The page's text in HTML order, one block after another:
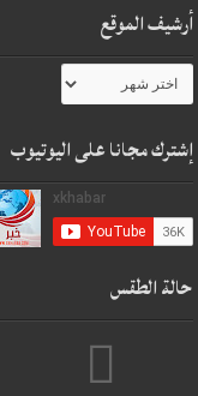
أرشيف الموقع
أرشيف
الموقع
إشترك مجانا على اليوتيوب
حالة الطقس